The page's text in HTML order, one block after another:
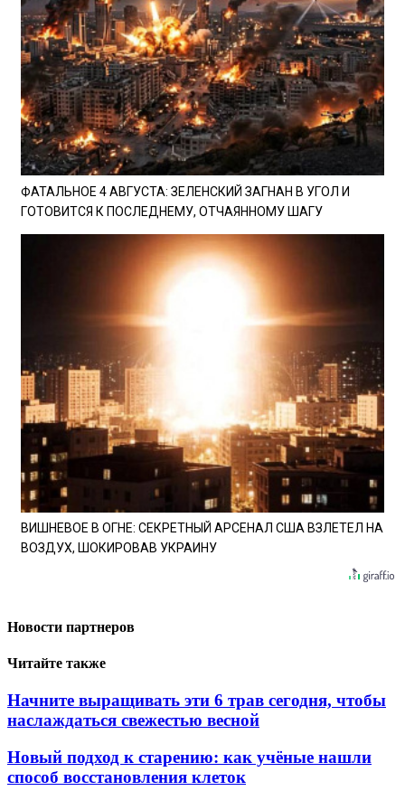
ФАТАЛЬНОЕ 4 АВГУСТА: ЗЕЛЕНСКИЙ ЗАГНАН В УГОЛ И
ГОТОВИТСЯ К ПОСЛЕДНЕМУ, ОТЧАЯННОМУ ШАГУ
ВИШНЕВОЕ В ОГНЕ: СЕКРЕТНЫЙ АРСЕНАЛ США ВЗЛЕТЕЛ НА
ВОЗДУХ, ШОКИРОВАВ УКРАИНУ
Новости партнеров
Читайте также
Начните выращивать эти 6 трав сегодня, чтобы
наслаждаться свежестью весной
Новый подход к старению: как учёные нашли
способ восстановления клеток